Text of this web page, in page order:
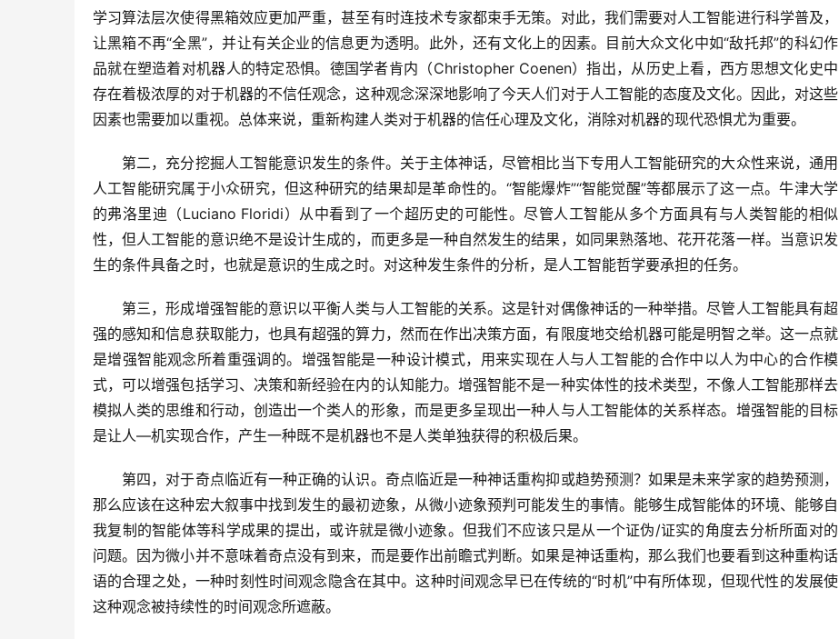
学习算法层次使得黑箱效应更加严重，甚至有时连技术专家都束手无策。对此，我们需要对人工智能进行科学普及，
让黑箱不再“全黑”，并让有关企业的信息更为透明。此外，还有文化上的因素。目前大众文化中如“敌托邦”的科幻作
品就在塑造着对机器人的特定恐惧。德国学者肯内（Christopher Coenen）指出，从历史上看，西方思想文化史中
存在着极浓厚的对于机器的不信任观念，这种观念深深地影响了今天人们对于人工智能的态度及文化。因此，对这些
因素也需要加以重视。总体来说，重新构建人类对于机器的信任心理及文化，消除对机器的现代恐惧尤为重要。
第二，充分挖掘人工智能意识发生的条件。关于主体神话，尽管相比当下专用人工智能研究的大众性来说，通用
人工智能研究属于小众研究，但这种研究的结果却是革命性的。“智能爆炸”“智能觉醒”等都展示了这一点。牛津大学
的弗洛里迪（Luciano Floridi）从中看到了一个超历史的可能性。尽管人工智能从多个方面具有与人类智能的相似
性，但人工智能的意识绝不是设计生成的，而更多是一种自然发生的结果，如同果熟落地、花开花落一样。当意识发
生的条件具备之时，也就是意识的生成之时。对这种发生条件的分析，是人工智能哲学要承担的任务。
第三，形成增强智能的意识以平衡人类与人工智能的关系。这是针对偶像神话的一种举措。尽管人工智能具有超
强的感知和信息获取能力，也具有超强的算力，然而在作出决策方面，有限度地交给机器可能是明智之举。这一点就
是增强智能观念所着重强调的。增强智能是一种设计模式，用来实现在人与人工智能的合作中以人为中心的合作模
式，可以增强包括学习、决策和新经验在内的认知能力。增强智能不是一种实体性的技术类型，不像人工智能那样去
模拟人类的思维和行动，创造出一个类人的形象，而是更多呈现出一种人与人工智能体的关系样态。增强智能的目标
是让人—机实现合作，产生一种既不是机器也不是人类单独获得的积极后果。
第四，对于奇点临近有一种正确的认识。奇点临近是一种神话重构抑或趋势预测？如果是未来学家的趋势预测，
那么应该在这种宏大叙事中找到发生的最初迹象，从微小迹象预判可能发生的事情。能够生成智能体的环境、能够自
我复制的智能体等科学成果的提出，或许就是微小迹象。但我们不应该只是从一个证伪/证实的角度去分析所面对的
问题。因为微小并不意味着奇点没有到来，而是要作出前瞻式判断。如果是神话重构，那么我们也要看到这种重构话
语的合理之处，一种时刻性时间观念隐含在其中。这种时间观念早已在传统的“时机”中有所体现，但现代性的发展使
这种观念被持续性的时间观念所遮蔽。